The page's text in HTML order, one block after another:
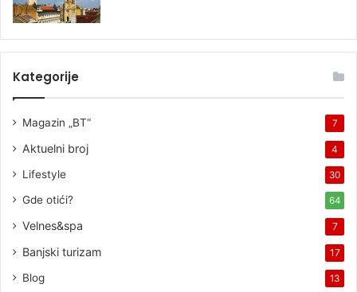
Kategorije
Magazin „BT“ 7
Aktuelni broj 4
Lifestyle 30
Gde otići? 64
Velnes&spa 7
Banjski turizam 17
Blog 13